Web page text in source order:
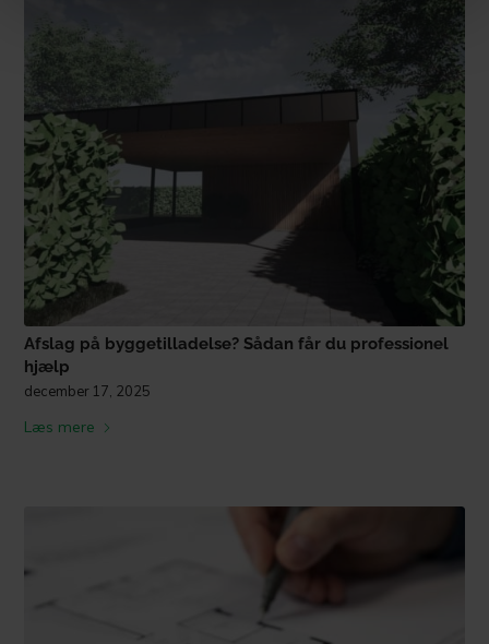
Afslag på byggetilladelse? Sådan får du professionel
hjælp
december 17, 2025
Læs mere